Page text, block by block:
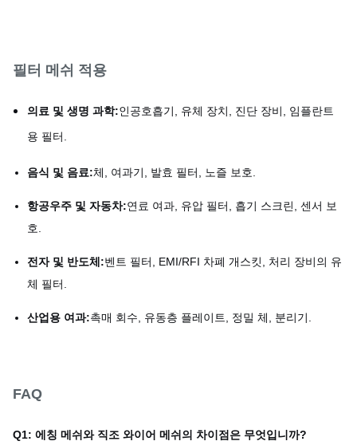
필터 메쉬 적용
의료 및 생명 과학:인공호흡기, 유체 장치, 진단 장비, 임플란트
용 필터.
음식 및 음료:체, 여과기, 발효 필터, 노즐 보호.
항공우주 및 자동차:연료 여과, 유압 필터, 흡기 스크린, 센서 보
호.
전자 및 반도체:벤트 필터, EMI/RFI 차폐 개스킷, 처리 장비의 유
체 필터.
산업용 여과:촉매 회수, 유동층 플레이트, 정밀 체, 분리기.
FAQ
Q1: 에칭 메쉬와 직조 와이어 메쉬의 차이점은 무엇입니까?